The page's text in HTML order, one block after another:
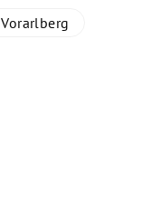
Vorarlberg